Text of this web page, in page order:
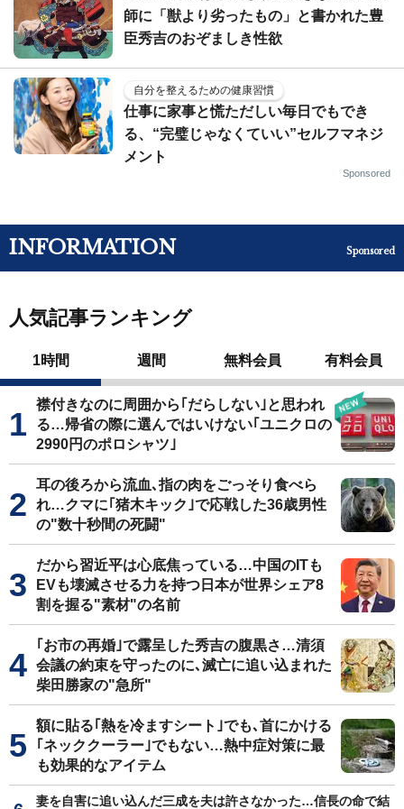
師に「獣より劣ったもの」と書かれた豊
臣秀吉のおぞましき性欲
自分を整えるための健康習慣
仕事に家事と慌ただしい毎日でもでき
る、“完璧じゃなくていい”セルフマネジ
メント
Sponsored
INFORMATION Sponsored
人気記事ランキング
1時間 週間 無料会員 有料会員
襟付きなのに周囲から｢だらしない｣と思われ
る…帰省の際に選んではいけない｢ユニクロの
2990円のポロシャツ｣
耳の後ろから流血､指の肉をごっそり食べら
れ…クマに｢猪木キック｣で応戦した36歳男性
の"数十秒間の死闘"
だから習近平は心底焦っている…中国のITも
EVも壊滅させる力を持つ日本が世界シェア8
割を握る"素材"の名前
｢お市の再婚｣で露呈した秀吉の腹黒さ…清須
会議の約束を守ったのに､滅亡に追い込まれた
柴田勝家の"急所"
額に貼る｢熱を冷ますシート｣でも､首にかける
｢ネッククーラー｣でもない…熱中症対策に最
も効果的なアイテム
妻を自害に追い込んだ三成を夫は許さなかった…信長の命で結